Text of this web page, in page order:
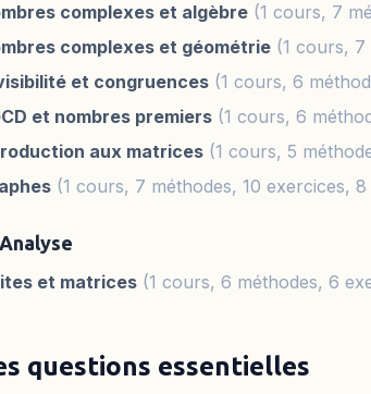
complexes et algèbre (1 cours, 7
complexes et géométrie (1 cours, 7
et congruences (1 cours, 6
et nombres premiers (1 cours, 6
aux matrices (1 cours, 5
(1 cours, 7 méthodes, 10 exercices,
Analyse
et matrices (1 cours, 6 méthodes, 6
questions essentielles